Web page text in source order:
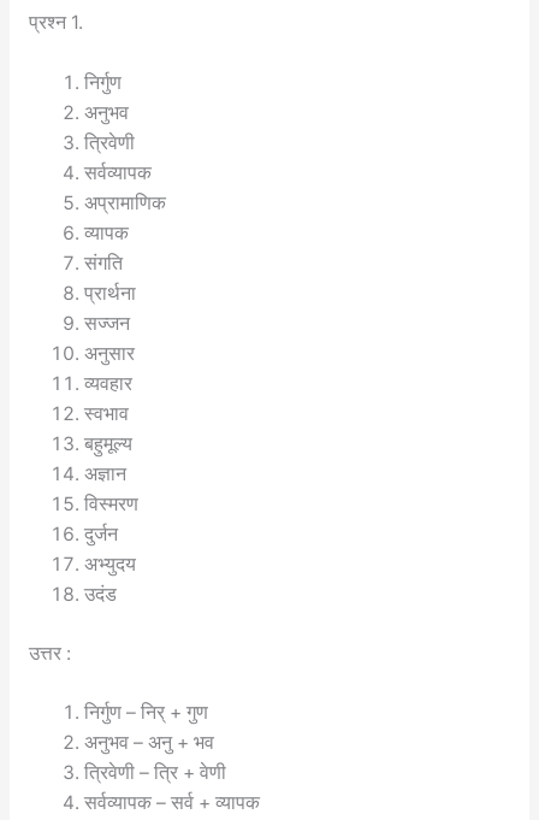
प्रश्न 1.
निर्गुण
अनुभव
त्रिवेणी
सर्वव्यापक
अप्रामाणिक
व्यापक
संगति
प्रार्थना
सज्जन
अनुसार
व्यवहार
स्वभाव
बहुमूल्य
अज्ञान
विस्मरण
दुर्जन
अभ्युदय
उदंड
उत्तर :
निर्गुण – निर् + गुण
अनुभव – अनु + भव
त्रिवेणी – त्रि + वेणी
सर्वव्यापक – सर्व + व्यापक